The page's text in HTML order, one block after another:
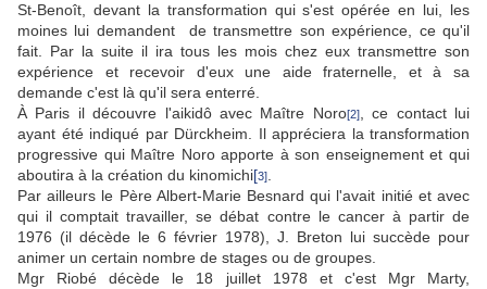
St-Benoît, devant la transformation qui s'est opérée en lui, les
moines lui demandent de transmettre son expérience, ce qu'il
fait. Par la suite il ira tous les mois chez eux transmettre son
expérience et recevoir d'eux une aide fraternelle, et à sa
demande c'est là qu'il sera enterré.
À Paris il découvre l'aikidô avec Maître Noro[2], ce contact lui
ayant été indiqué par Dürckheim. Il appréciera la transformation
progressive qui Maître Noro apporte à son enseignement et qui
aboutira à la création du kinomichi[3]
Par ailleurs le Père Albert-Marie Besnard qui l'avait initié et avec
qui il comptait travailler, se débat contre le cancer à partir de
1976 (il décède le 6 février 1978), J. Breton lui succède pour
animer un certain nombre de stages ou de groupes.
Mgr Riobé décède le 18 juillet 1978 et c'est Mgr Marty,